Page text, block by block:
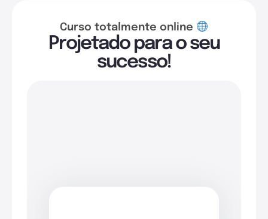
Curso totalmente online
Projetado para o seu
sucesso!